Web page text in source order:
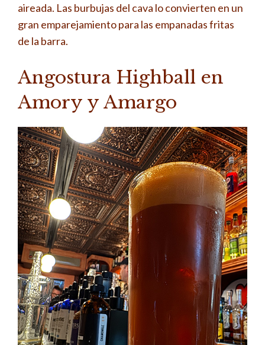
aireada. Las burbujas del cava lo convierten en un
gran emparejamiento para las empanadas fritas
de la barra.
Angostura Highball en
Amory y Amargo